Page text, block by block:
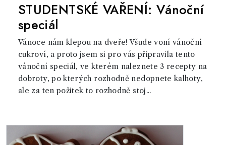
STUDENTSKÉ VAŘENÍ: Vánoční
speciál
Vánoce nám klepou na dveře! Všude voní vánoční
cukroví, a proto jsem si pro vás připravila tento
vánoční speciál, ve kterém naleznete 3 recepty na
dobroty, po kterých rozhodně nedopnete kalhoty,
ale za ten požitek to rozhodně stoj...